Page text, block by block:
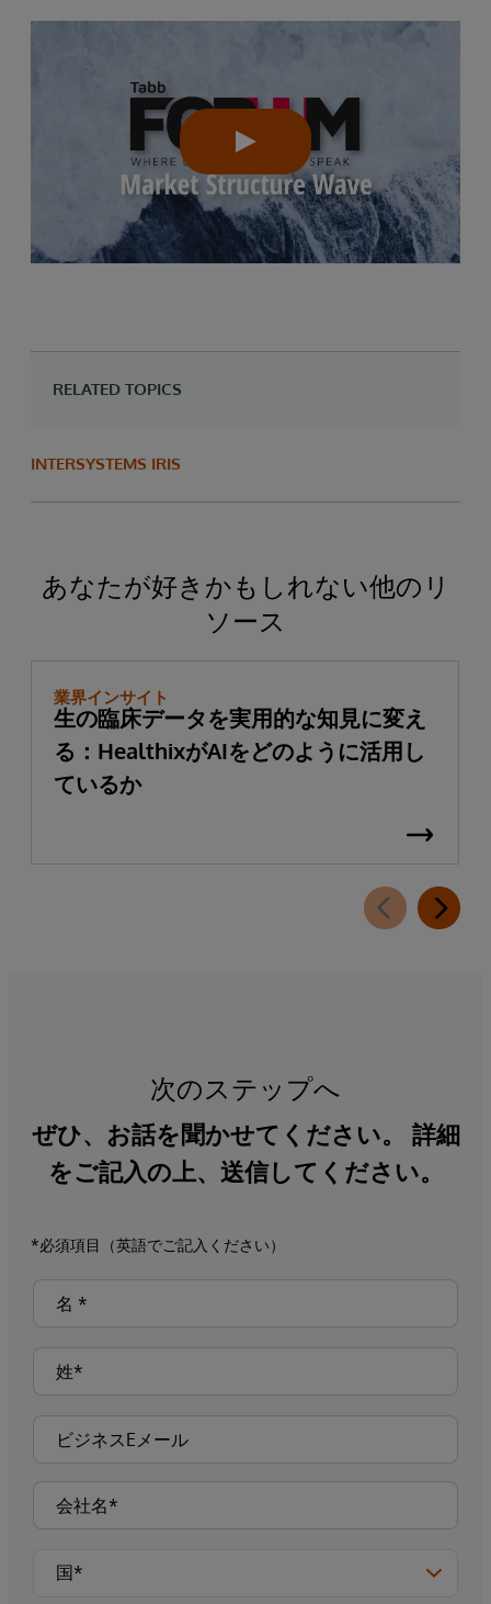
RELATED TOPICS
INTERSYSTEMS IRIS
あなたが好きかもしれない他のリ
ソース
業界インサイト
生の臨床データを実用的な知見に変え
る：HealthixがAIをどのように活用し
ているか
次のステップへ
ぜひ、お話を聞かせてください。 詳細
をご記入の上、送信してください。
*必須項目（英語でご記入ください）